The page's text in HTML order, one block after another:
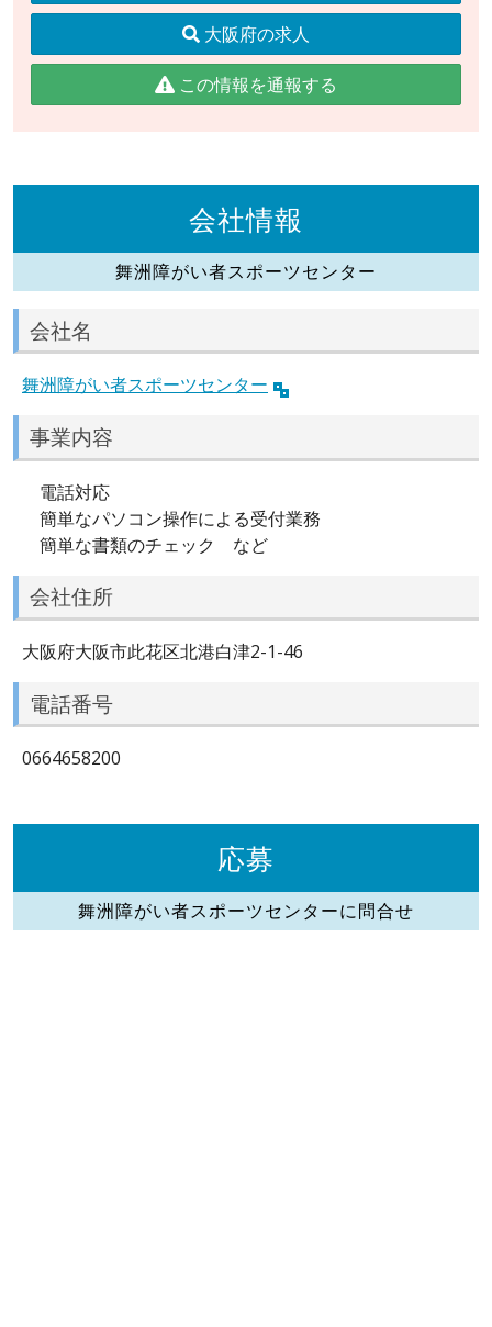
大阪府の求人
この情報を通報する
会社情報
舞洲障がい者スポーツセンター
会社名
舞洲障がい者スポーツセンター
事業内容
電話対応
簡単なパソコン操作による受付業務
簡単な書類のチェック など
会社住所
大阪府大阪市此花区北港白津2-1-46
電話番号
0664658200
応募
舞洲障がい者スポーツセンターに問合せ